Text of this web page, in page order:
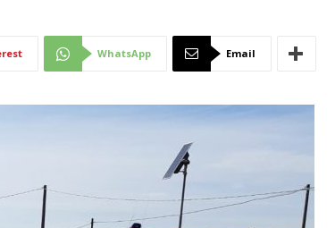
Mantova
WhatsApp Email